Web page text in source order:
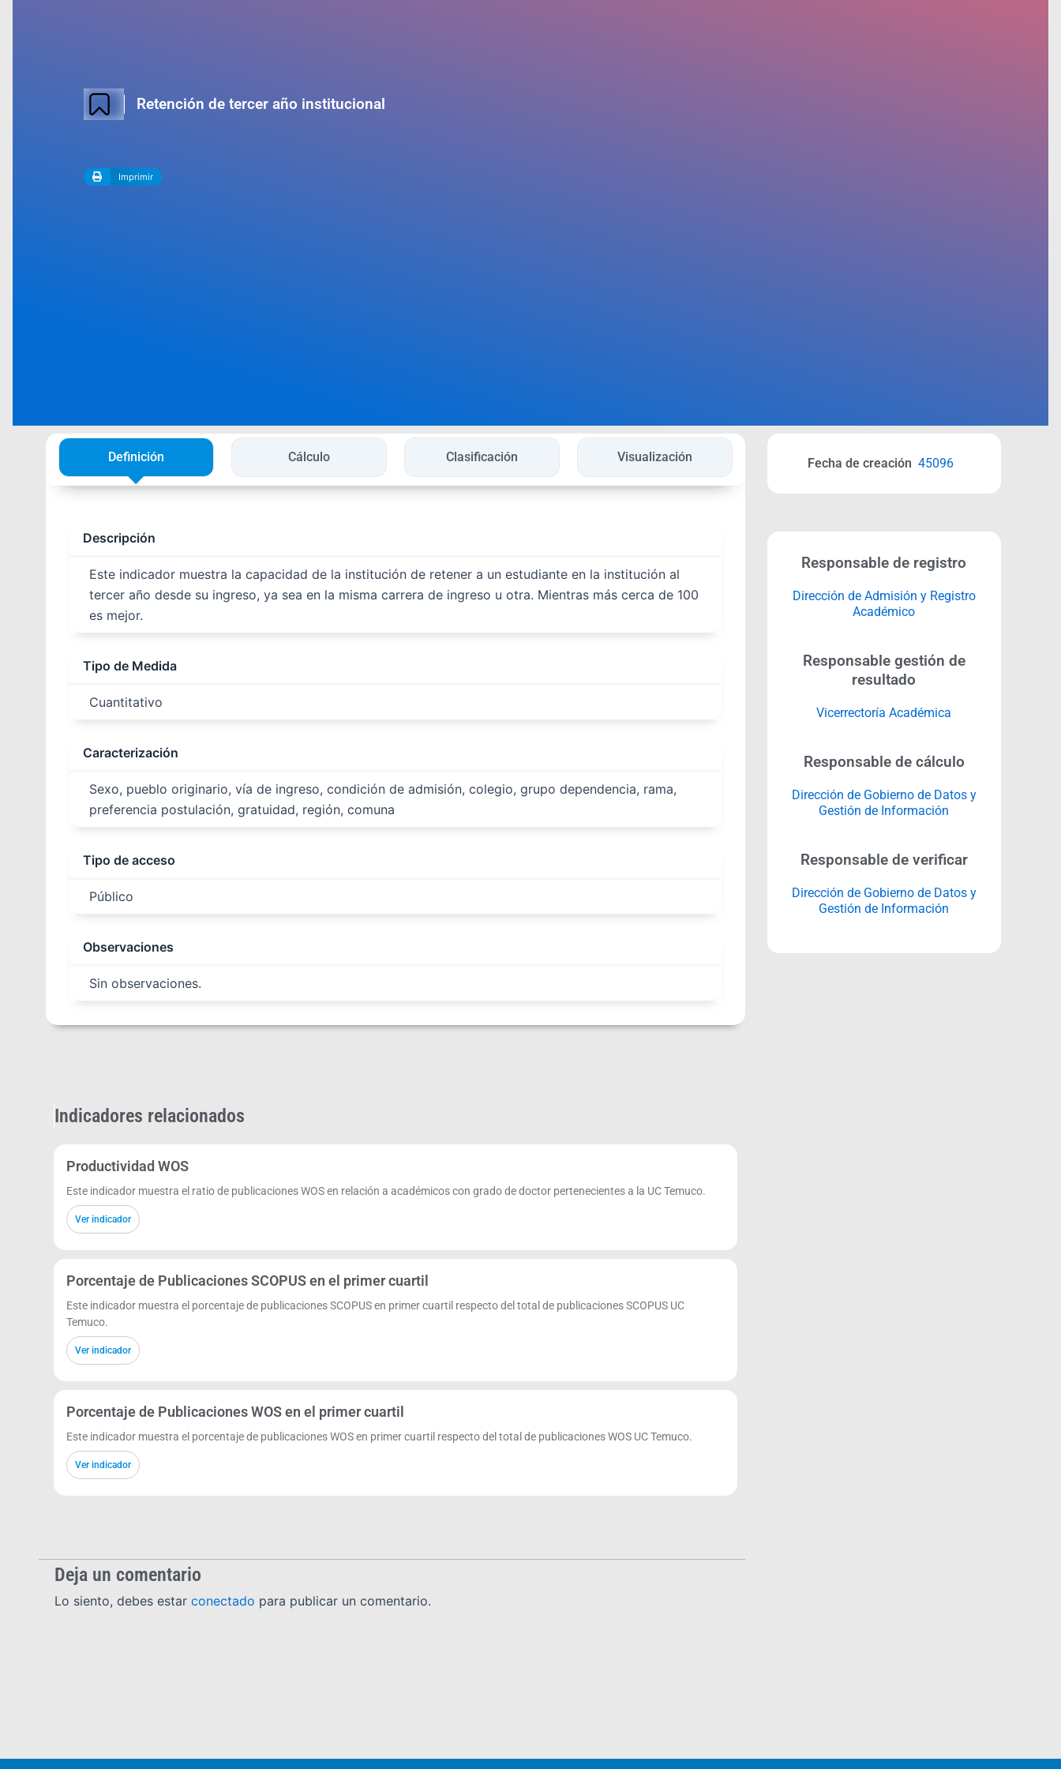
Retención de tercer año institucional
Imprimir
Definición Cálculo Clasificación Visualización
Descripción
Este indicador muestra la capacidad de la institución de retener a un estudiante en la institución al
tercer año desde su ingreso, ya sea en la misma carrera de ingreso u otra. Mientras más cerca de 100
es mejor.
Tipo de Medida
Cuantitativo
Caracterización
Sexo, pueblo originario, vía de ingreso, condición de admisión, colegio, grupo dependencia, rama,
preferencia postulación, gratuidad, región, comuna
Tipo de acceso
Público
Observaciones
Sin observaciones.
Indicadores relacionados
Productividad WOS
Este indicador muestra el ratio de publicaciones WOS en relación a académicos con grado de doctor pertenecientes a la UC Temuco.
Ver indicador
Porcentaje de Publicaciones SCOPUS en el primer cuartil
Este indicador muestra el porcentaje de publicaciones SCOPUS en primer cuartil respecto del total de publicaciones SCOPUS UC
Temuco.
Ver indicador
Porcentaje de Publicaciones WOS en el primer cuartil
Este indicador muestra el porcentaje de publicaciones WOS en primer cuartil respecto del total de publicaciones WOS UC Temuco.
Ver indicador
Deja un comentario
Lo siento, debes estarconectado para publicar un comentario.
Fecha de creación 45096
Responsable de registro
Dirección de Admisión y Registro
Académico
Responsable gestión de
resultado
Vicerrectoría Académica
Responsable de cálculo
Dirección de Gobierno de Datos y
Gestión de Información
Responsable de verificar
Dirección de Gobierno de Datos y
Gestión de Información